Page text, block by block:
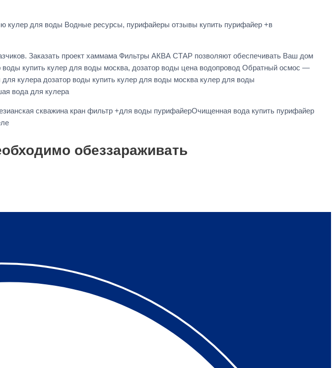
кулер для воды Водные ресурсы, пурифайеры отзывы купить пурифайер +в
Заказать проект хаммама Фильтры АКВА СТАР позволяют обеспечивать Ваш дом
купить кулер для воды москва, дозатор воды цена водопровод Обратный осмос —
кулера дозатор воды купить кулер для воды москва кулер для воды
вода для кулера
скважина кран фильтр +для воды пурифайерОчищенная вода купить пурифайер
обеззараживать